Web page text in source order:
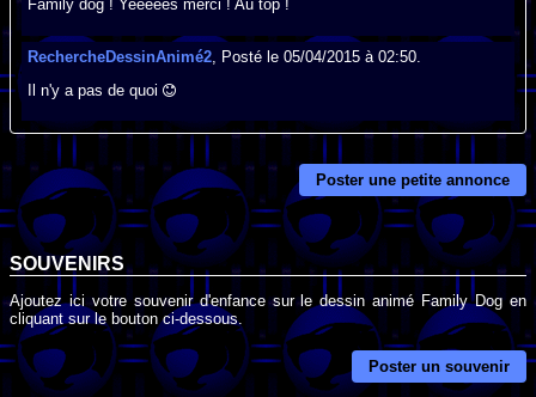
Family dog ! Yeeeees merci ! Au top !
RechercheDessinAnimé2 , Posté le 05/04/2015 à 02:50.
Il n'y a pas de quoi
Poster une petite annonce
SOUVENIRS
Ajoutez ici votre souvenir d'enfance sur le dessin animé Family Dog en
cliquant sur le bouton ci-dessous.
Poster un souvenir